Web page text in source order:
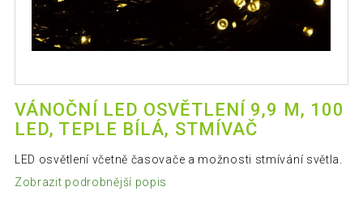
VÁNOČNÍ LED OSVĚTLENÍ 9,9 M, 100
LED, TEPLE BÍLÁ, STMÍVAČ
LED osvětlení včetně časovače a možnosti stmívání světla.
Zobrazit podrobnější popis